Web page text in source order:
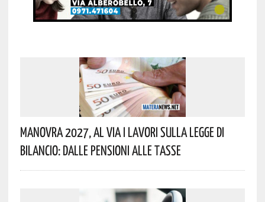
Manovra 2027, Al Via I Lavori Sulla Legge Di
Bilancio: Dalle Pensioni Alle Tasse